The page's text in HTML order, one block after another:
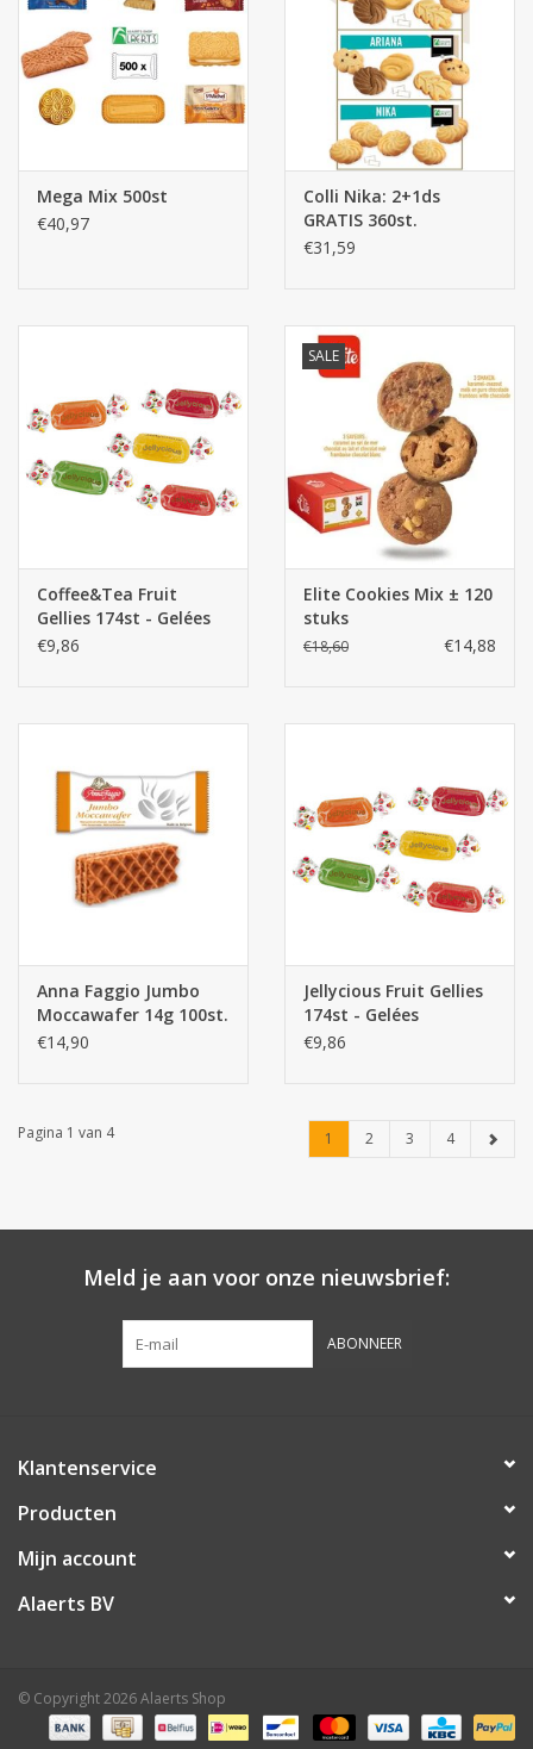
Mega Mix 500st
€40,97
Colli Nika: 2+1ds
GRATIS 360st.
€31,59
Coffee&Tea Fruit
Gellies 174st - Gelées
€9,86
SALE
Elite Cookies Mix ± 120
stuks
€18,60 €14,88
Anna Faggio Jumbo
Moccawafer 14g 100st.
€14,90
Jellycious Fruit Gellies
174st - Gelées
€9,86
Pagina 1 van 4 1 2 3 4
Meld je aan voor onze nieuwsbrief:
ABONNEER
Klantenservice
Producten
Mijn account
Alaerts BV
© Copyright 2026 Alaerts Shop